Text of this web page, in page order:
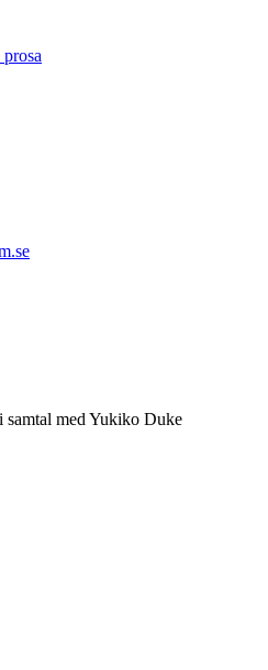
med Yukiko Duke